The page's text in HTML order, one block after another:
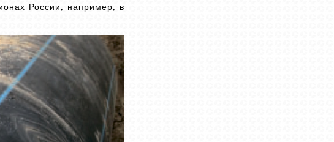
России, например, в